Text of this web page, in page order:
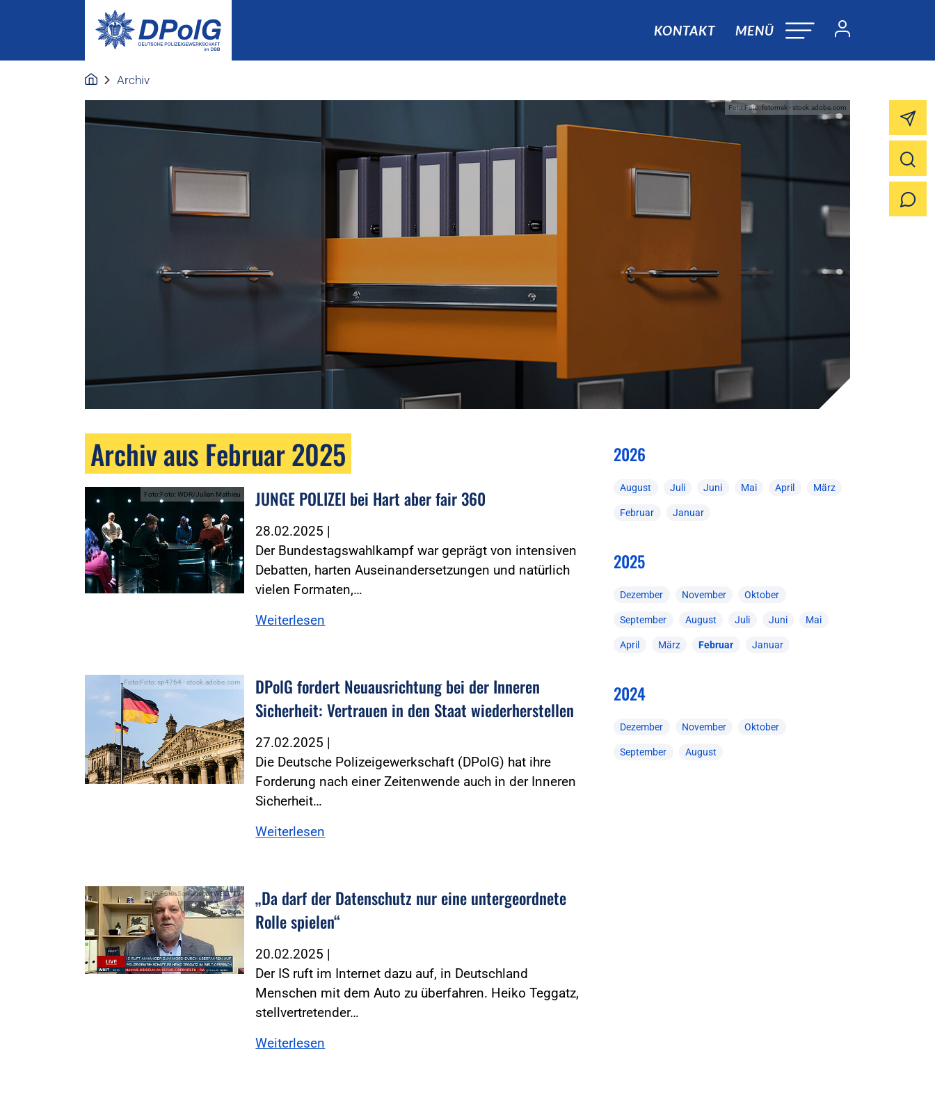
KONTAKT MENÜ
Archiv
Foto:Foto: fotomek - stock.adobe.com
Archiv aus Februar 2025
Foto:Foto: WDR/Julian Mathieu JUNGE POLIZEI bei Hart aber fair 360
28.02.2025 |
Der Bundestagswahlkampf war geprägt von intensiven
Debatten, harten Auseinandersetzungen und natürlich
vielen Formaten,…
Weiterlesen
Foto:Foto: sp4764 - stock.adobe.com
DPolG fordert Neuausrichtung bei der Inneren
Sicherheit: Vertrauen in den Staat wiederherstellen
27.02.2025 |
Die Deutsche Polizeigewerkschaft (DPolG) hat ihre
Forderung nach einer Zeitenwende auch in der Inneren
Sicherheit…
Weiterlesen
Foto:Foto: Screenshot WELT TV
„Da darf der Datenschutz nur eine untergeordnete
Rolle spielen“
20.02.2025 |
Der IS ruft im Internet dazu auf, in Deutschland
Menschen mit dem Auto zu überfahren. Heiko Teggatz,
stellvertretender…
Weiterlesen
2026
August Juli Juni Mai April März
Februar Januar
2025
Dezember November Oktober
September August Juli Juni Mai
April März Februar Januar
2024
Dezember November Oktober
September August